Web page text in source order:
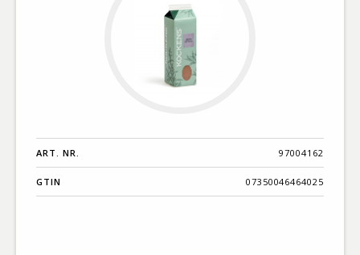
ART. NR. 97004162
GTIN 07350046464025